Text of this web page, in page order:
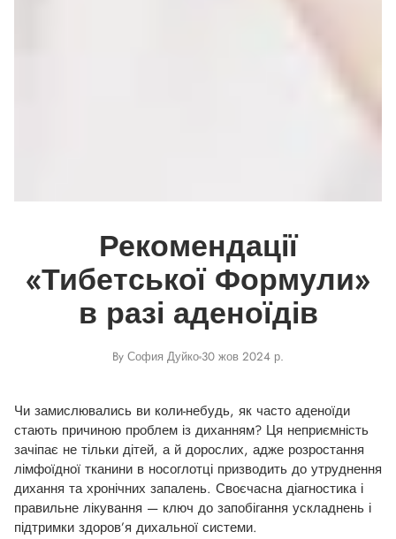
Рекомендації
«Тибетської Формули»
в разі аденоїдів
By София Дуйко 30 жов 2024 р.
Чи замислювались ви коли-небудь, як часто аденоїди
стають причиною проблем із диханням? Ця неприємність
зачіпає не тільки дітей, а й дорослих, адже розростання
лімфоїдної тканини в носоглотці призводить до утруднення
дихання та хронічних запалень. Своєчасна діагностика і
правильне лікування — ключ до запобігання ускладнень і
підтримки здоров’я дихальної системи.